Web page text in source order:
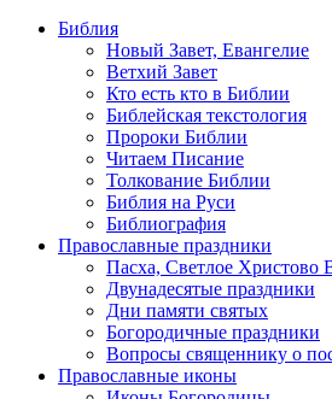
Библия
Новый Завет, Евангелие
Ветхий Завет
Кто есть кто в Библии
Библейская текстология
Пророки Библии
Читаем Писание
Толкование Библии
Библия на Руси
Библиография
Православные праздники
Пасха, Светлое Христово
Двунадесятые праздники
Дни памяти святых
Богородичные праздники
Вопросы священнику о
Православные иконы